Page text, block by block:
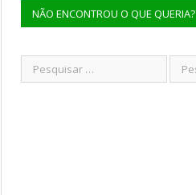
NÃO ENCONTROU O QUE QUERIA?